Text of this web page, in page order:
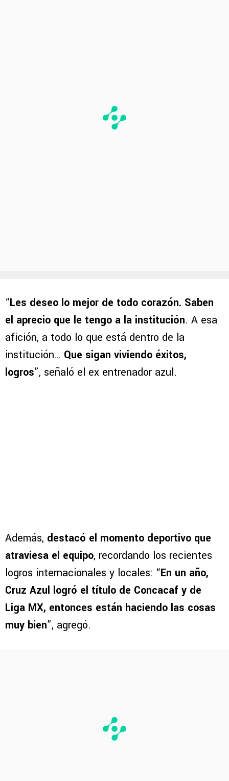
“Les deseo lo mejor de todo corazón. Saben
el aprecio que le tengo a la institución. A esa
afición, a todo lo que está dentro de la
institución… Que sigan viviendo éxitos,
logros”, señaló el ex entrenador azul.
Además, destacó el momento deportivo que
atraviesa el equipo, recordando los recientes
logros internacionales y locales: “En un año,
Cruz Azul logró el título de Concacaf y de
Liga MX, entonces están haciendo las cosas
muy bien”, agregó.